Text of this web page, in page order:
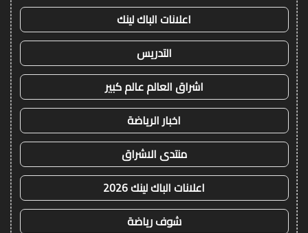
اعلانات الباك لينك
التدريس
اشراق العالم عالم كبير
اخبار الرياضة
منتدى الاشراق
اعلانات الباك لينك 2026
شوف رياضة